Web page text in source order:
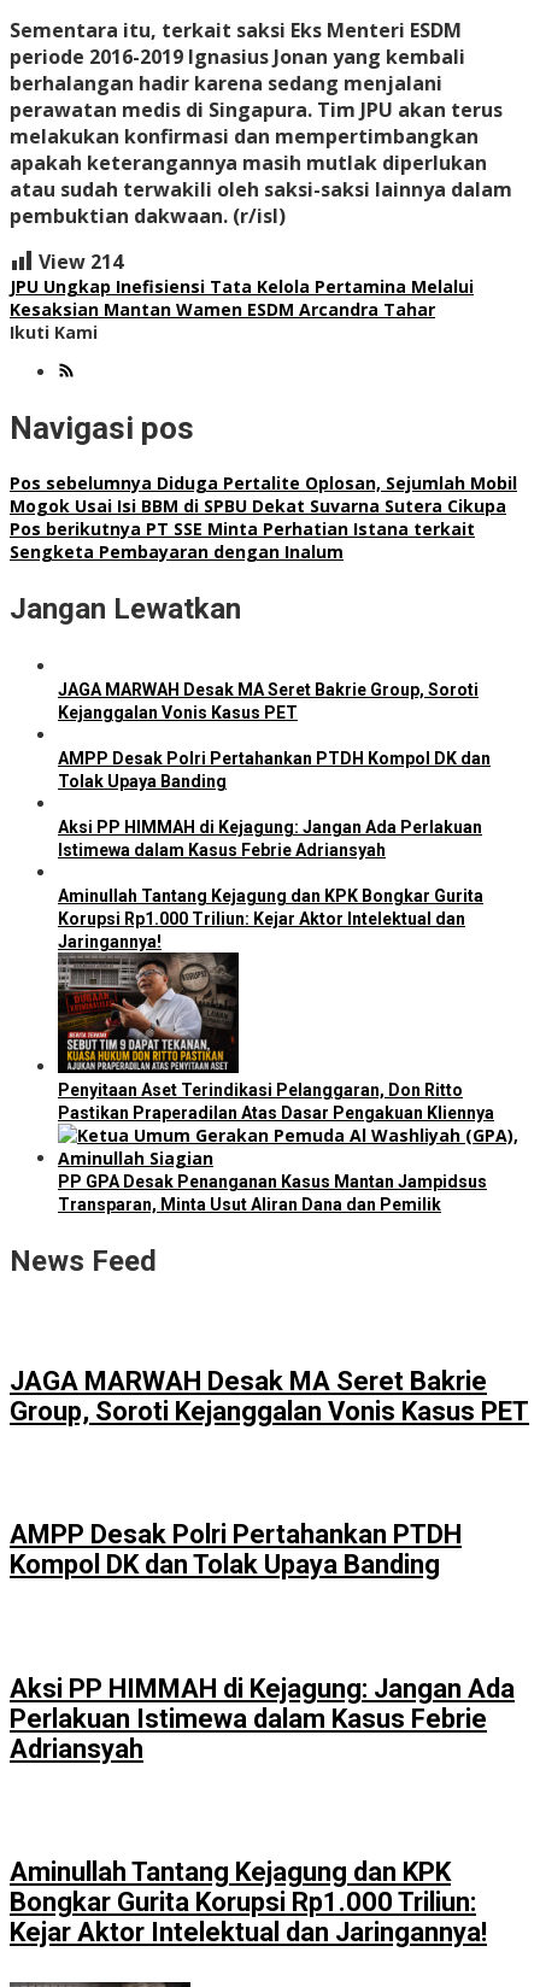
Sementara itu, terkait saksi Eks Menteri ESDM
periode 2016-2019 Ignasius Jonan yang kembali
berhalangan hadir karena sedang menjalani
perawatan medis di Singapura. Tim JPU akan terus
melakukan konfirmasi dan mempertimbangkan
apakah keterangannya masih mutlak diperlukan
atau sudah terwakili oleh saksi-saksi lainnya dalam
pembuktian dakwaan. (r/isl)
View 214
JPU Ungkap Inefisiensi Tata Kelola Pertamina Melalui
Kesaksian Mantan Wamen ESDM Arcandra Tahar
Ikuti Kami
Navigasi pos
Pos sebelumnya Diduga Pertalite Oplosan, Sejumlah Mobil
Mogok Usai Isi BBM di SPBU Dekat Suvarna Sutera Cikupa
Pos berikutnya PT SSE Minta Perhatian Istana terkait
Sengketa Pembayaran dengan Inalum
Jangan Lewatkan
JAGA MARWAH Desak MA Seret Bakrie Group, Soroti
Kejanggalan Vonis Kasus PET
AMPP Desak Polri Pertahankan PTDH Kompol DK dan
Tolak Upaya Banding
Aksi PP HIMMAH di Kejagung: Jangan Ada Perlakuan
Istimewa dalam Kasus Febrie Adriansyah
Aminullah Tantang Kejagung dan KPK Bongkar Gurita
Korupsi Rp1.000 Triliun: Kejar Aktor Intelektual dan
Jaringannya!
Penyitaan Aset Terindikasi Pelanggaran, Don Ritto
Pastikan Praperadilan Atas Dasar Pengakuan Kliennya
PP GPA Desak Penanganan Kasus Mantan Jampidsus
Transparan, Minta Usut Aliran Dana dan Pemilik
News Feed
JAGA MARWAH Desak MA Seret Bakrie
Group, Soroti Kejanggalan Vonis Kasus PET
AMPP Desak Polri Pertahankan PTDH
Kompol DK dan Tolak Upaya Banding
Aksi PP HIMMAH di Kejagung: Jangan Ada
Perlakuan Istimewa dalam Kasus Febrie
Adriansyah
Aminullah Tantang Kejagung dan KPK
Bongkar Gurita Korupsi Rp1.000 Triliun:
Kejar Aktor Intelektual dan Jaringannya!